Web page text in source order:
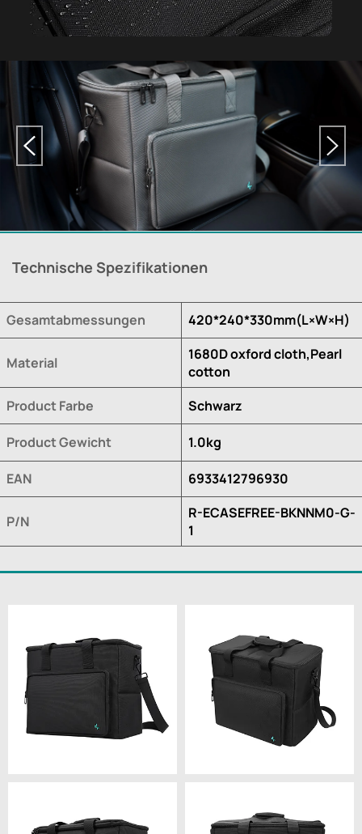
Technische Spezifikationen
Gesamtabmessungen 420*240*330mm(L×W×H)
Material
1680D oxford cloth,Pearl
cotton
Product Farbe
Schwarz
Product Gewicht 1.0kg
EAN 6933412796930
P/N
R-ECASEFREE-BKNNM0-G-
1